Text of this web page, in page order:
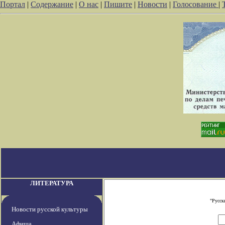
Портал | Содержание | О нас | Пишите | Новости | Голосование |
ЛИТЕРАТУРА
Новости русской культуры